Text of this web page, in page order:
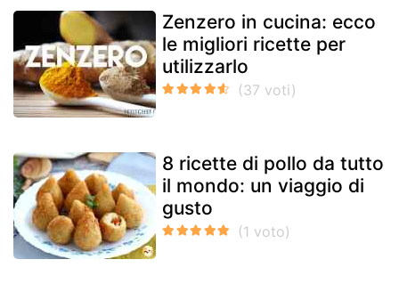
Zenzero in cucina: ecco
le migliori ricette per
utilizzarlo
8 ricette di pollo da tutto
il mondo: un viaggio di
gusto